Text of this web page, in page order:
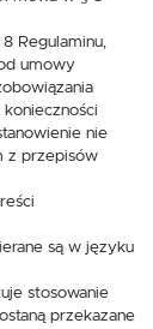
Regulaminu,
umowy
nie
z przepisów
są w języku
stosowanie
przekazane